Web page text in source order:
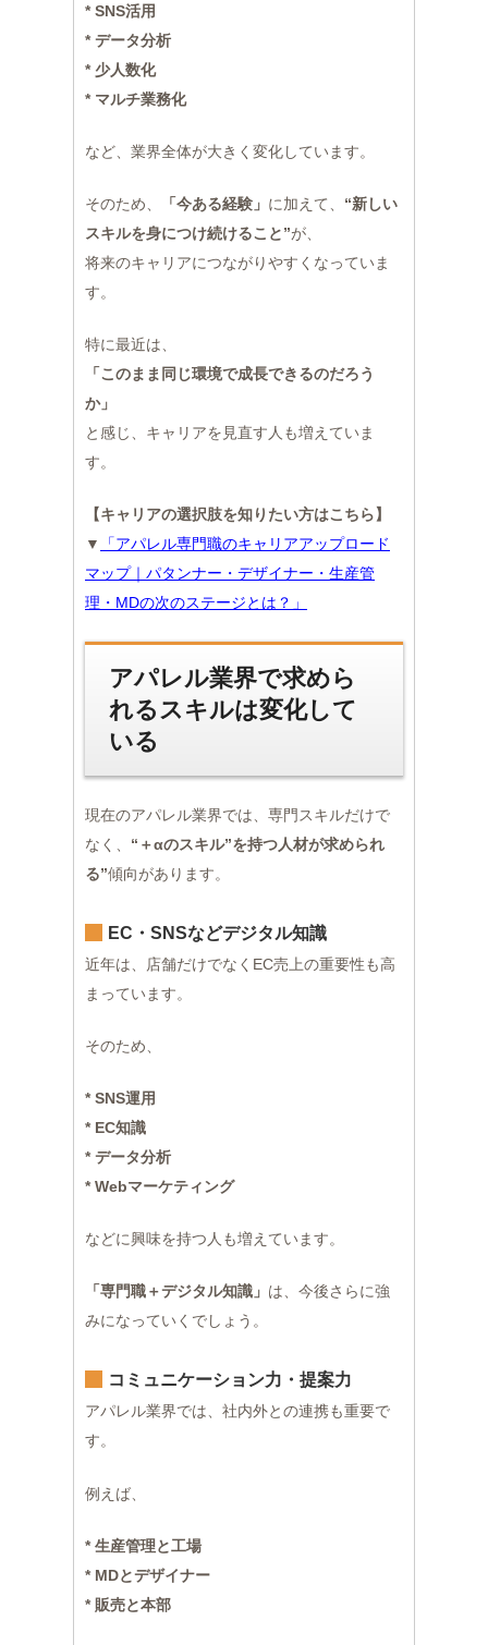
* SNS活用
* データ分析
* 少人数化
* マルチ業務化
など、業界全体が大きく変化しています。
そのため、 「今ある経験」 に加えて、 “新しい
スキルを身につけ続けること”が、
将来のキャリアにつながりやすくなっていま
す。
特に最近は、
「このまま同じ環境で成長できるのだろう
か」
と感じ、キャリアを見直す人も増えていま
す。
【キャリアの選択肢を知りたい方はこちら】
▼
「アパレル専門職のキャリアアップロード
マップ｜パタンナー・デザイナー・生産管
理・MDの次のステージとは？」
アパレル業界で求めら
れるスキルは変化して
いる
現在のアパレル業界では、専門スキルだけで
なく、 “＋αのスキル”を持つ人材が求められ
る”傾向があります。
EC・SNSなどデジタル知識
近年は、店舗だけでなくEC売上の重要性も高
まっています。
そのため、
* SNS運用
* EC知識
* データ分析
* Webマーケティング
などに興味を持つ人も増えています。
「専門職＋デジタル知識」 は、今後さらに強
みになっていくでしょう。
コミュニケーション力・提案力
アパレル業界では、社内外との連携も重要で
す。
例えば、
* 生産管理と工場
* MDとデザイナー
* 販売と本部